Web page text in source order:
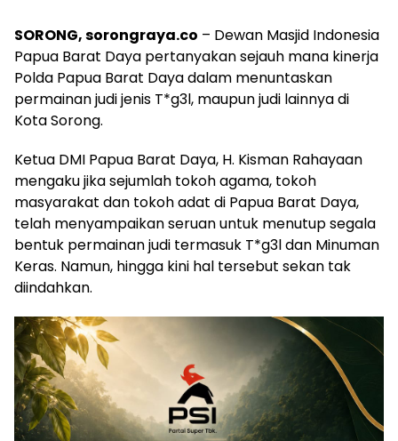
SORONG, sorongraya.co – Dewan Masjid Indonesia
Papua Barat Daya pertanyakan sejauh mana kinerja
Polda Papua Barat Daya dalam menuntaskan
permainan judi jenis T*g3l, maupun judi lainnya di
Kota Sorong.
Ketua DMI Papua Barat Daya, H. Kisman Rahayaan
mengaku jika sejumlah tokoh agama, tokoh
masyarakat dan tokoh adat di Papua Barat Daya,
telah menyampaikan seruan untuk menutup segala
bentuk permainan judi termasuk T*g3l dan Minuman
Keras. Namun, hingga kini hal tersebut sekan tak
diindahkan.